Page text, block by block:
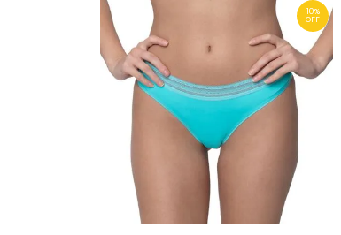
10%
OFF